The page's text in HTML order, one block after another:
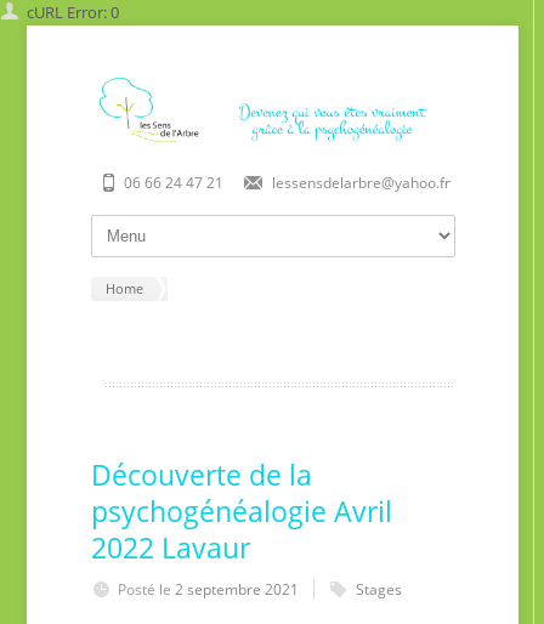
cURL Error: 0
06 66 24 47 21 lessensdelarbre@yahoo.fr
Home
Découverte de la
psychogénéalogie Avril
2022 Lavaur
Posté le 2 septembre 2021 Stages